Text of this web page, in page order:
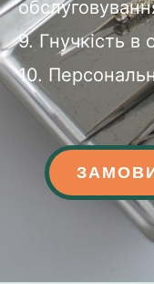
9. Гнучкість в
10.